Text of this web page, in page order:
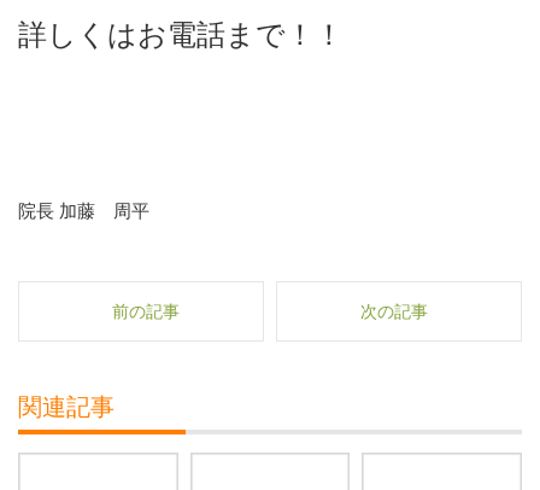
詳しくはお電話まで！！
院長 加藤 周平
前の記事 次の記事
関連記事